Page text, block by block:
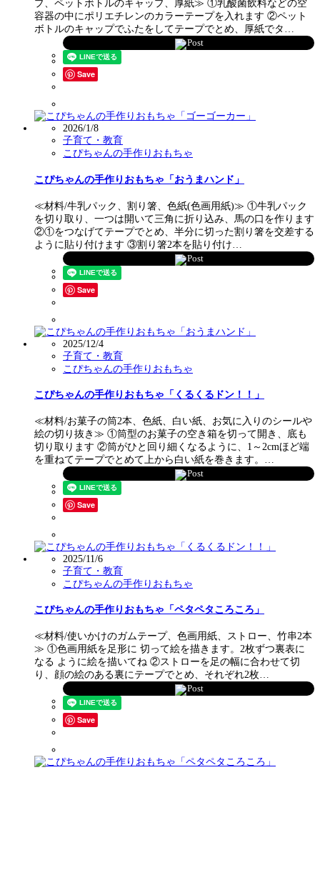
プ、ペットボトルのキャップ、厚紙≫ ①乳酸菌飲料などの空
容器の中にポリエチレンのカラーテープを入れます ②ペット
ボトルのキャップでふたをしてテープでとめ、厚紙でタ…
Post
Save
2026/1/8
子育て・教育
こぴちゃんの手作りおもちゃ
こぴちゃんの手作りおもちゃ「おうまハンド」
≪材料/牛乳パック、割り箸、色紙(色画用紙)≫ ①牛乳パック
を切り取り、一つは開いて三角に折り込み、馬の口を作ります
②①をつなげてテープでとめ、半分に切った割り箸を交差する
ように貼り付けます ③割り箸2本を貼り付け…
Post
Save
2025/12/4
子育て・教育
こぴちゃんの手作りおもちゃ
こぴちゃんの手作りおもちゃ「くるくるドン！！」
≪材料/お菓子の筒2本、色紙、白い紙、お気に入りのシールや
絵の切り抜き≫ ①筒型のお菓子の空き箱を切って開き、底も
切り取ります ②筒がひと回り細くなるように、1～2cmほど端
を重ねてテープでとめて上から白い紙を巻きます。…
Post
Save
2025/11/6
子育て・教育
こぴちゃんの手作りおもちゃ
こぴちゃんの手作りおもちゃ「ペタペタころころ」
≪材料/使いかけのガムテープ、色画用紙、ストロー、竹串2本
≫ ①色画用紙を足形に 切って絵を描きます。2枚ずつ裏表に
なる ように絵を描いてね ②ストローを足の幅に合わせて切
り、顔の絵のある裏にテープでとめ、それぞれ2枚…
Post
Save